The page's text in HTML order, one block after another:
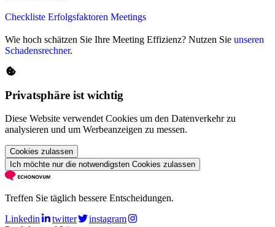
Checkliste Erfolgsfaktoren Meetings
Wie hoch schätzen Sie Ihre Meeting Effizienz? Nutzen Sie unseren
Schadensrechner.
Privatsphäre ist wichtig
Diese Website verwendet Cookies um den Datenverkehr zu
analysieren und um Werbeanzeigen zu messen.
Cookies zulassen
Ich möchte nur die notwendigsten Cookies zulassen
Treffen Sie täglich bessere Entscheidungen.
Linkedin
twitter
instagram